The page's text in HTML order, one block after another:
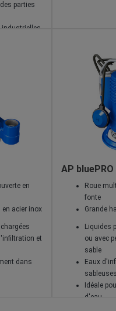
parties
industrielles
en
en acier inox
et
dans
AP bluePRO
Roue
fonte
Grande
Liquides
ou avec
sable
Eaux
sableuses
Idéale
d'eau